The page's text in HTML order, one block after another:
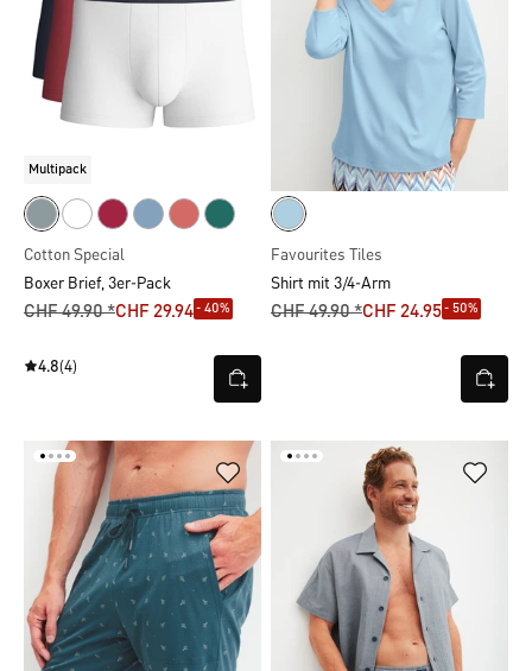
Multipack
Cotton Special
Boxer Brief, 3er-Pack
CHF 49.90 *CHF 29.94- 40%
4.8(4)
Favourites Tiles
Shirt mit 3/4-Arm
CHF 49.90 *CHF 24.95- 50%